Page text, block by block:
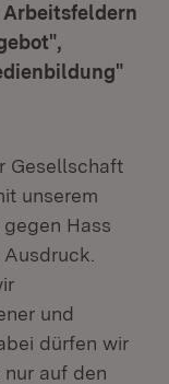
Arbeitsfeldern
Gesellschaft
unserem
Hass
und
dürfen wir
auf den